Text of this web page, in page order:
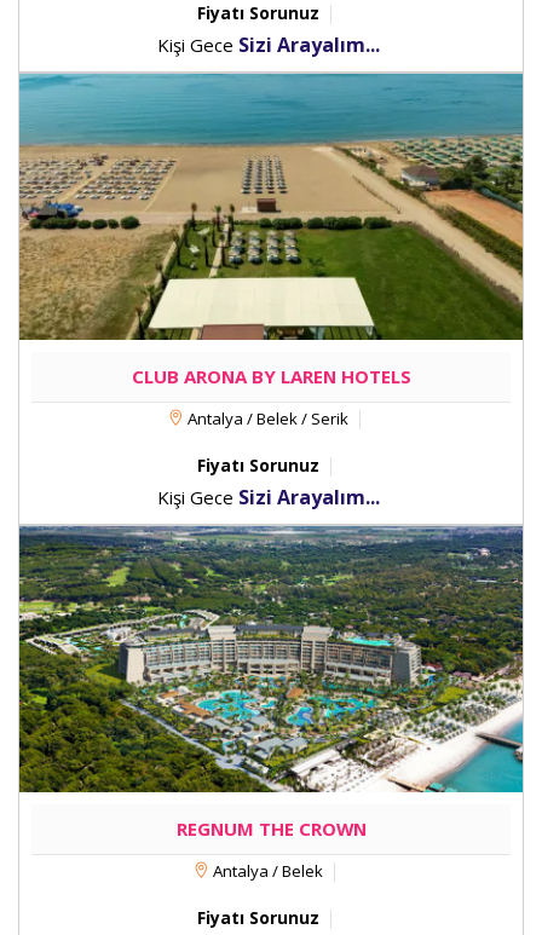
Fiyatı Sorunuz
Kişi Gece Sizi Arayalım...
CLUB ARONA BY LAREN HOTELS
Antalya / Belek / Serik
Fiyatı Sorunuz
Kişi Gece Sizi Arayalım...
REGNUM THE CROWN
Antalya / Belek
Fiyatı Sorunuz